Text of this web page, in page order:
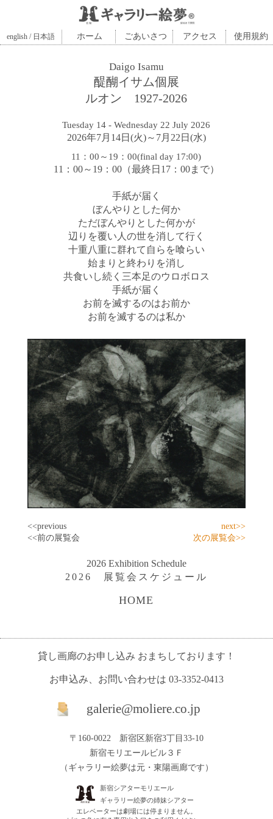
english / 日本語 ホーム ごあいさつ アクセス 使用規約
Daigo Isamu
醍醐イサム個展
ルオン 1927-2026
Tuesday 14 - Wednesday 22 July 2026
2026年7月14日(火)～7月22日(水)
11：00～19：00(final day 17:00)
11：00～19：00（最終日17：00まで）
手紙が届く
ぼんやりとした何か
ただぼんやりとした何かが
辺りを覆い 人の世を消して行く
十重八重に群れて 自らを喰らい
始まりと終わりを消し
共食いし続く 三本足のウロボロス
手紙が届く
お前を滅するのはお前か
お前を滅するのは私か
<<previous
<<前の展覧会
next>>
次の展覧会>>
2026 Exhibition Schedule
2026 展覧会スケジュール
HOME
貸し画廊のお申し込み おまちしております！
お申込み、お問い合わせは 03-3352-0413
galerie@moliere.co.jp
〒160-0022 新宿区新宿3丁目33-10
新宿モリエールビル３Ｆ
（ギャラリー絵夢は元・東陽画廊です）
新宿シアターモリエール
ギャラリー絵夢の姉妹シアター
エレベーターは劇場には停まりません。